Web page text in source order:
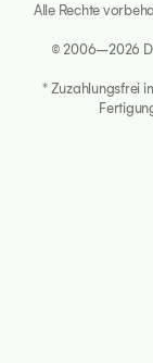
Alle Rechte
© 2006–2026
* Zuzahlungsfrei